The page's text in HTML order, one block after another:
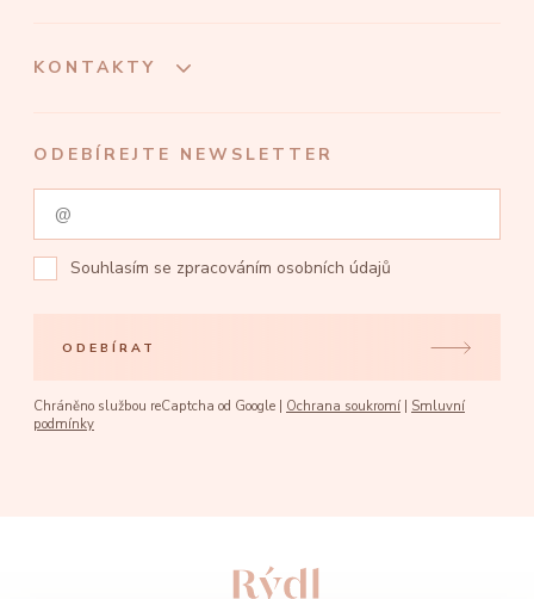
KONTAKTY
ODEBÍREJTE NEWSLETTER
Souhlasím se zpracováním osobních údajů
ODEBÍRAT
Chráněno službou reCaptcha od Google | Ochrana soukromí
Smluvní
podmínky